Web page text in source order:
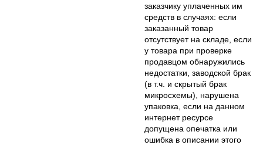
заказчику уплаченных им
средств в случаях: если
заказанный товар
отсутствует на складе, если
у товара при проверке
продавцом обнаружились
недостатки, заводской брак
(в т.ч. и скрытый брак
микросхемы), нарушена
упаковка, если на данном
интернет ресурсе
допущена опечатка или
ошибка в описании этого